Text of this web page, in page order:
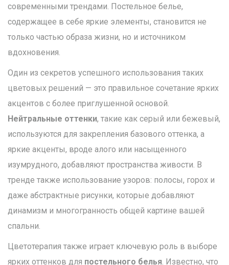
современными трендами. Постельное белье,
содержащее в себе яркие элементы, становится не
только частью образа жизни, но и источником
вдохновения.
Один из секретов успешного использования таких
цветовых решений — это правильное сочетание ярких
акцентов с более приглушенной основой.
Нейтральные оттенки, такие как серый или бежевый,
используются для закрепления базового оттенка, а
яркие акценты, вроде алого или насыщенного
изумрудного, добавляют пространства живости. В
тренде также использование узоров: полосы, горох и
даже абстрактные рисунки, которые добавляют
динамизм и многогранность общей картине вашей
спальни.
Цветотерапия также играет ключевую роль в выборе
ярких оттенков для постельного белья. Известно, что